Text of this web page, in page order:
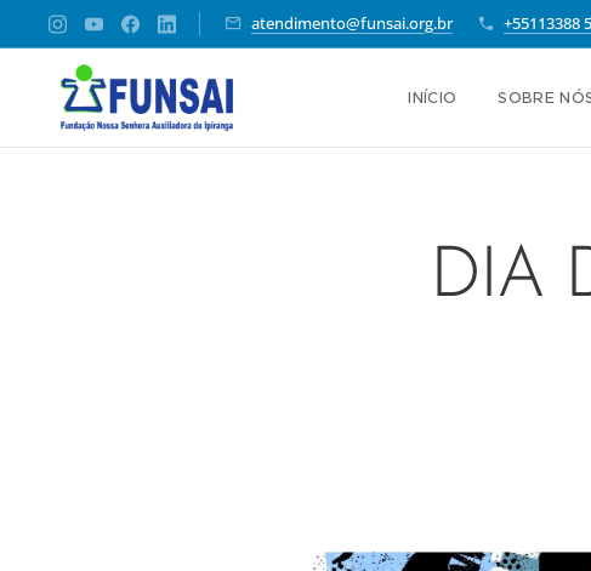
atendimento@funsai.org.br +55113388
INÍCIO SOBRE
DIA